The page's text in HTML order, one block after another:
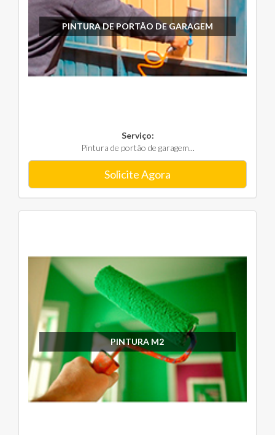
PINTURA DE PORTÃO DE GARAGEM
Serviço:
Pintura de portão de garagem...
Solicite Agora
PINTURA M2